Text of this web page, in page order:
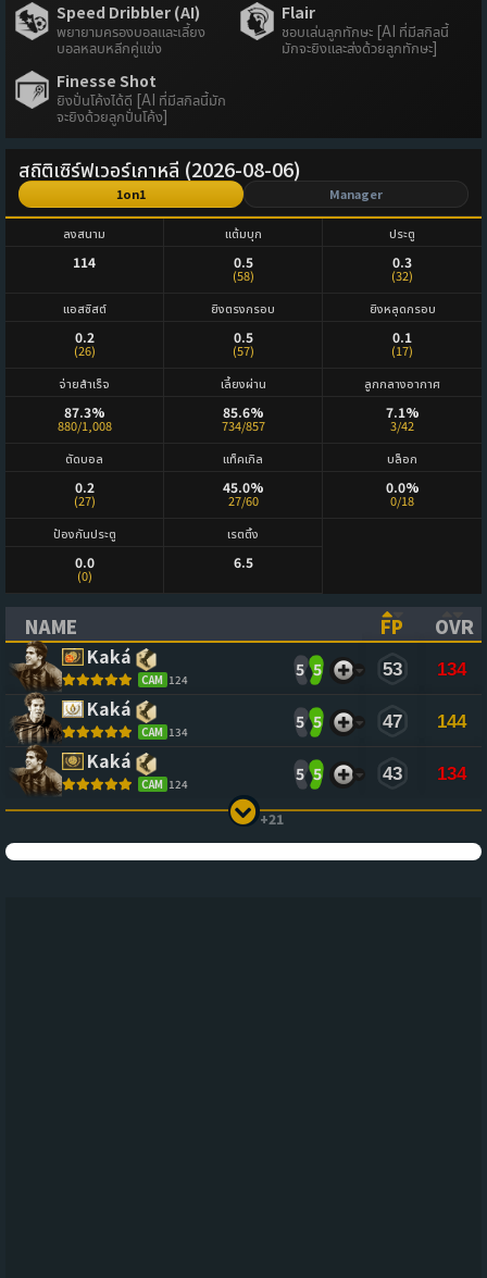
Speed Dribbler (AI)
พยายามครองบอลและเลี้ยง
บอลหลบหลีกคู่แข่ง
Flair
ชอบเล่นลูกทักษะ [AI ที่มีสกิลนี้
มักจะยิงและส่งด้วยลูกทักษะ]
Finesse Shot
ยิงปั่นโค้งได้ดี [AI ที่มีสกิลนี้มัก
จะยิงด้วยลูกปั่นโค้ง]
สถิติเซิร์ฟเวอร์เกาหลี (2026-08-06)
1on1 Manager
ลงสนาม
114
แต้มบุก
0.5
(58)
ประตู
0.3
(32)
แอสซิสต์
0.2
(26)
ยิงตรงกรอบ
0.5
(57)
ยิงหลุดกรอบ
0.1
(17)
จ่ายสำเร็จ
87.3%
880/1,008
เลี้ยงผ่าน
85.6%
734/857
ลูกกลางอากาศ
7.1%
3/42
ตัดบอล
0.2
(27)
แท็คเกิล
45.0%
27/60
บล็อก
0.0%
0/18
ป้องกันประตู
0.0
(0)
เรตติ้ง
6.5
NAME
(CLICK TO SORT ASCENDING)
FP
OVR
Kaká
CAM 124
5 5 53 134
Kaká
CAM 134
5 5 47 144
Kaká
CAM 124
5 5 43 134
+21